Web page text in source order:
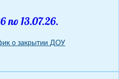
по 13.07.26.
о закрытии ДОУ